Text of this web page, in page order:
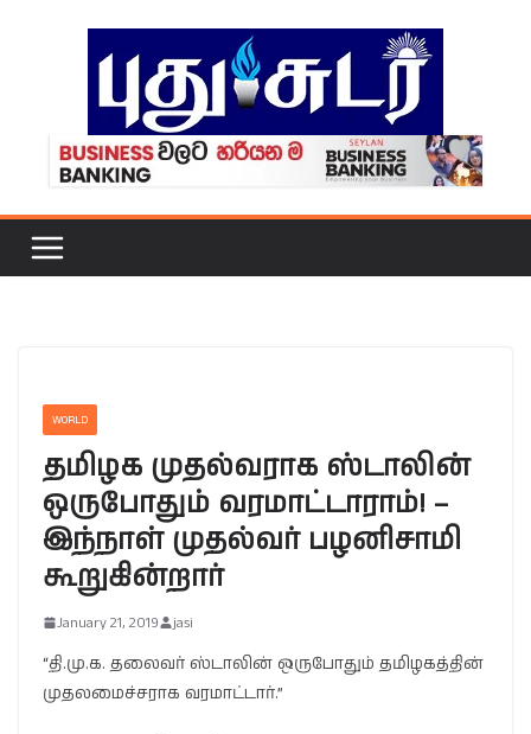
WORLD
தமிழக முதல்வராக ஸ்டாலின்
ஒருபோதும் வரமாட்டாராம்! –
இந்நாள் முதல்வர் பழனிசாமி
கூறுகின்றார்
January 21, 2019 jasi
“தி.மு.க. தலைவர் ஸ்டாலின் ஒருபோதும் தமிழகத்தின்
முதலமைச்சராக வரமாட்டார்.”